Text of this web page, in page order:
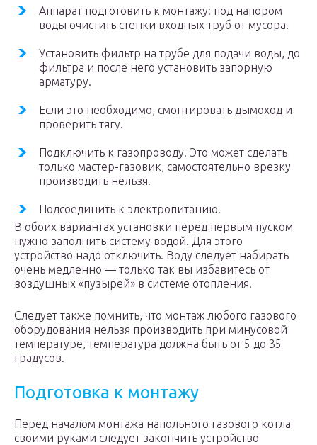
Аппарат подготовить к монтажу: под напором
воды очистить стенки входных труб от мусора.
Установить фильтр на трубе для подачи воды, до
фильтра и после него установить запорную
арматуру.
Если это необходимо, смонтировать дымоход и
проверить тягу.
Подключить к газопроводу. Это может сделать
только мастер-газовик, самостоятельно врезку
производить нельзя.
Подсоединить к электропитанию.
В обоих вариантах установки перед первым пуском
нужно заполнить систему водой. Для этого
устройство надо отключить. Воду следует набирать
очень медленно — только так вы избавитесь от
воздушных «пузырей» в системе отопления.
Следует также помнить, что монтаж любого газового
оборудования нельзя производить при минусовой
температуре, температура должна быть от 5 до 35
градусов.
Подготовка к монтажу
Перед началом монтажа напольного газового котла
своими руками следует закончить устройство